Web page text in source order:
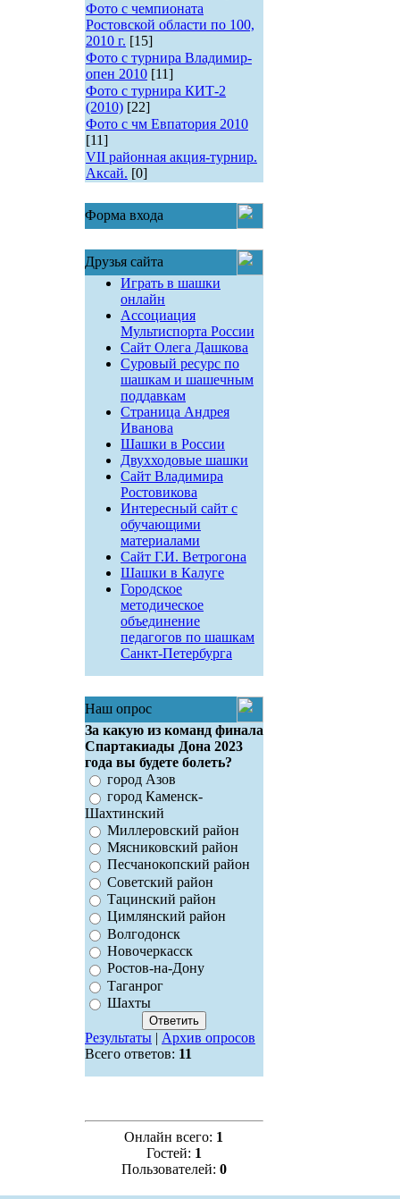
Фото с чемпионата
Ростовской области по 100,
2010 г. [15]
Фото с турнира Владимир-
опен 2010 [11]
Фото с турнира КИТ-2
(2010) [22]
Фото с чм Евпатория 2010
[11]
VII районная акция-турнир.
Аксай. [0]
Форма входа
Друзья сайта
Играть в шашки
онлайн
Ассоциация
Мультиспорта России
Сайт Олега Дашкова
Суровый ресурс по
шашкам и шашечным
поддавкам
Страница Андрея
Иванова
Шашки в России
Двухходовые шашки
Сайт Владимира
Ростовикова
Интересный сайт с
обучающими
материалами
Сайт Г.И. Ветрогона
Шашки в Калуге
Городское
методическое
объединение
педагогов по шашкам
Санкт-Петербурга
Наш опрос
За какую из команд финала
Спартакиады Дона 2023
года вы будете болеть?
город Азов
город Каменск-
Шахтинский
Миллеровский район
Мясниковский район
Песчанокопский район
Советский район
Тацинский район
Цимлянский район
Волгодонск
Новочеркасск
Ростов-на-Дону
Таганрог
Шахты
Результаты| Архив опросов
Всего ответов: 11
Онлайн всего: 1
Гостей: 1
Пользователей: 0